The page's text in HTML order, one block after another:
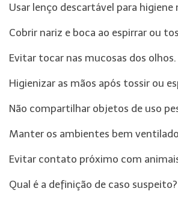
Usar lenço descartável para higiene
Cobrir nariz e boca ao espirrar ou
Evitar tocar nas mucosas dos olhos.
Higienizar as mãos após tossir ou
Não compartilhar objetos de uso
Manter os ambientes bem
Evitar contato próximo com
Qual é a definição de caso suspeito?